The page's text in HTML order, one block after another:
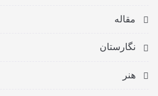
مقاله
نگارستان
هنر